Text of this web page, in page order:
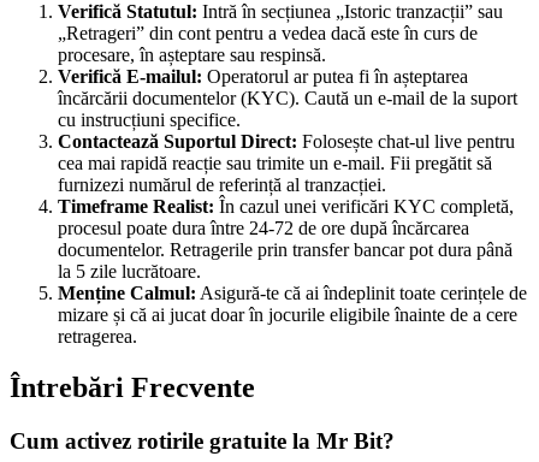
Verifică Statutul: Intră în secțiunea „Istoric tranzacții” sau
„Retrageri” din cont pentru a vedea dacă este în curs de
procesare, în așteptare sau respinsă.
Verifică E-mailul: Operatorul ar putea fi în așteptarea
încărcării documentelor (KYC). Caută un e-mail de la suport
cu instrucțiuni specifice.
Contactează Suportul Direct: Folosește chat-ul live pentru
cea mai rapidă reacție sau trimite un e-mail. Fii pregătit să
furnizezi numărul de referință al tranzacției.
Timeframe Realist: În cazul unei verificări KYC completă,
procesul poate dura între 24-72 de ore după încărcarea
documentelor. Retragerile prin transfer bancar pot dura până
la 5 zile lucrătoare.
Menține Calmul: Asigură-te că ai îndeplinit toate cerințele de
mizare și că ai jucat doar în jocurile eligibile înainte de a cere
retragerea.
Întrebări Frecvente
Cum activez rotirile gratuite la Mr Bit?